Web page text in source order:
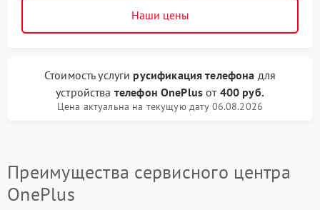
Наши цены
Стоимость услуги русификация телефона для
устройства телефон OnePlus от 400 руб.
Цена актуальна на текущую дату 06.08.2026
Преимущества сервисного центра
OnePlus